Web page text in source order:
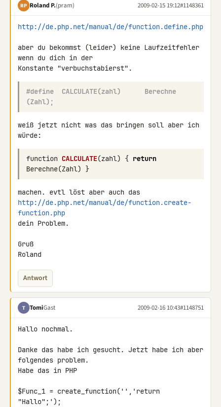
RP Roland P.(pram) 2009-02-15 19:12#1148361
http://de.php.net/manual/de/function.define.php
aber du bekommst (leider) keine Laufzeitfehler
wenn du dich in der
#define  CALCULATE(zahl)      Berechne
(Zahl);
weiß jetzt nicht was das bringen soll aber ich
würde:
function CALCULATE(zahl) { return
Berechne(Zahl) }
http://de.php.net/manual/de/function.create-
function.php
dein Problem.
Gruß
Roland
Antwort
T TomiGast 2009-02-16 10:43#1148751
Hallo nochmal.
Danke das habe ich gesucht. Jetzt habe ich aber
folgendes problem.
Habe das in PHP
$Func_1 = create_function('','return
"Hallo";');